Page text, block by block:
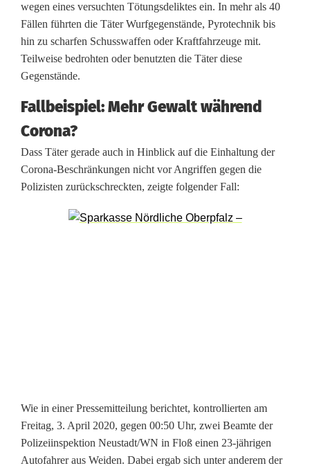
e
r
p
ä
l
z
e
i
b
e
wegen eines versuchten Tötungsdeliktes ein. In mehr als 40
Fällen führten die Täter Wurfgegenstände, Pyrotechnik bis
hin zu scharfen Schusswaffen oder Kraftfahrzeuge mit.
Teilweise bedrohten oder benutzten die Täter diese
Gegenstände.
Fallbeispiel: Mehr Gewalt während
Corona?
Dass Täter gerade auch in Hinblick auf die Einhaltung der
Corona-Beschränkungen nicht vor Angriffen gegen die
Polizisten zurückschreckten, zeigte folgender Fall:
Wie in einer Pressemitteilung berichtet, kontrollierten am
Freitag, 3. April 2020, gegen 00:50 Uhr, zwei Beamte der
Polizeiinspektion Neustadt/WN in Floß einen 23-jährigen
Autofahrer aus Weiden. Dabei ergab sich unter anderem der